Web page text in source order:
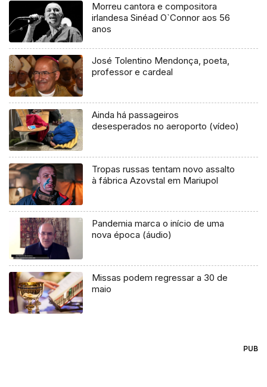
Morreu cantora e compositora
irlandesa Sinéad O`Connor aos 56
anos
José Tolentino Mendonça, poeta,
professor e cardeal
Ainda há passageiros
desesperados no aeroporto (vídeo)
Tropas russas tentam novo assalto
à fábrica Azovstal em Mariupol
Pandemia marca o início de uma
nova época (áudio)
Missas podem regressar a 30 de
maio
PUB